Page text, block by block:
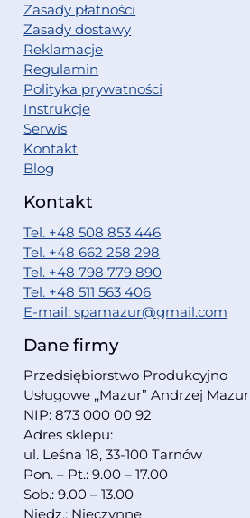
Zasady płatności
Zasady dostawy
Reklamacje
Regulamin
Polityka prywatności
Instrukcje
Serwis
Kontakt
Blog
Kontakt
Tel. +48 508 853 446
Tel. +48 662 258 298
Tel. +48 798 779 890
Tel. +48 511 563 406
E-mail: spamazur@gmail.com
Dane firmy
Przedsiębiorstwo Produkcyjno
Usługowe ,,Mazur” Andrzej Mazur
NIP: 873 000 00 92
Adres sklepu:
ul. Leśna 18, 33-100 Tarnów
Pon. – Pt.: 9.00 – 17.00
Sob.: 9.00 – 13.00
Niedz.: Nieczynne